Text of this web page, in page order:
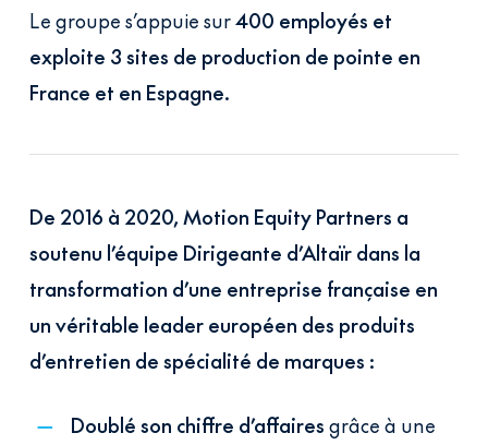
Le groupe s’appuie sur400 employés et
exploite 3 sites de production de pointe en
France et en Espagne.
De 2016 à 2020, Motion Equity Partners a
soutenu l’équipe Dirigeante d’Altaïr dans la
transformation d’une entreprise française en
un véritable leader européen des produits
d’entretien de spécialité de marques :
Doublé son chiffre d’affairesgrâce à une